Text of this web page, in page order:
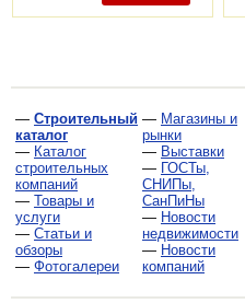
— Строительный
каталог
— Каталог
строительных
компаний
— Товары и
услуги
— Статьи и
обзоры
— Фотогалереи
— Магазины и
рынки
— Выставки
— ГОСТы,
СНИПы,
СанПиНы
— Новости
недвижимости
— Новости
компаний